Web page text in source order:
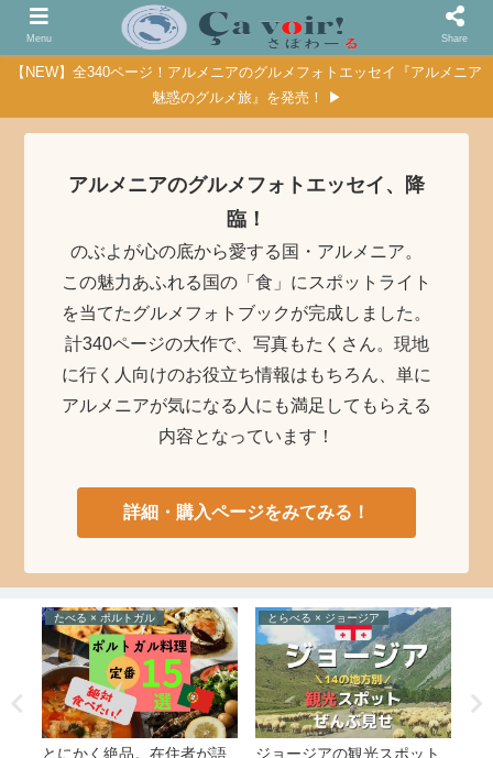
【NEW】全340ページ！アルメニアのグルメフォトエッセイ『アルメニア
魅惑のグルメ旅』を発売！ ▶
アルメニアのグルメフォトエッセイ、降
臨！
のぶよが心の底から愛する国・アルメニア。
この魅力あふれる国の「食」にスポットライト
を当てたグルメフォトブックが完成しました。
計340ページの大作で、写真もたくさん。現地
に行く人向けのお役立ち情報はもちろん、単に
アルメニアが気になる人にも満足してもらえる
内容となっています！
詳細・購入ページをみてみる！
たべる × ポルトガル
とにかく絶品。在住者が語
とらべる × ジョージア
ジョージアの観光スポット
Menu Share